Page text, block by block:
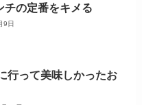
チの定番をキメる
9日
行って美味しかったお